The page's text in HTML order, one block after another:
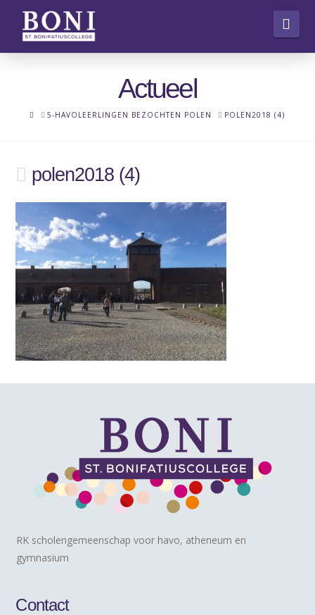
Actueel
HOME
5-HAVOLEERLINGEN BEZOCHTEN POLEN POLEN2018 (4)
polen2018 (4)
RK scholengemeenschap voor havo, atheneum en
gymnasium
Contact